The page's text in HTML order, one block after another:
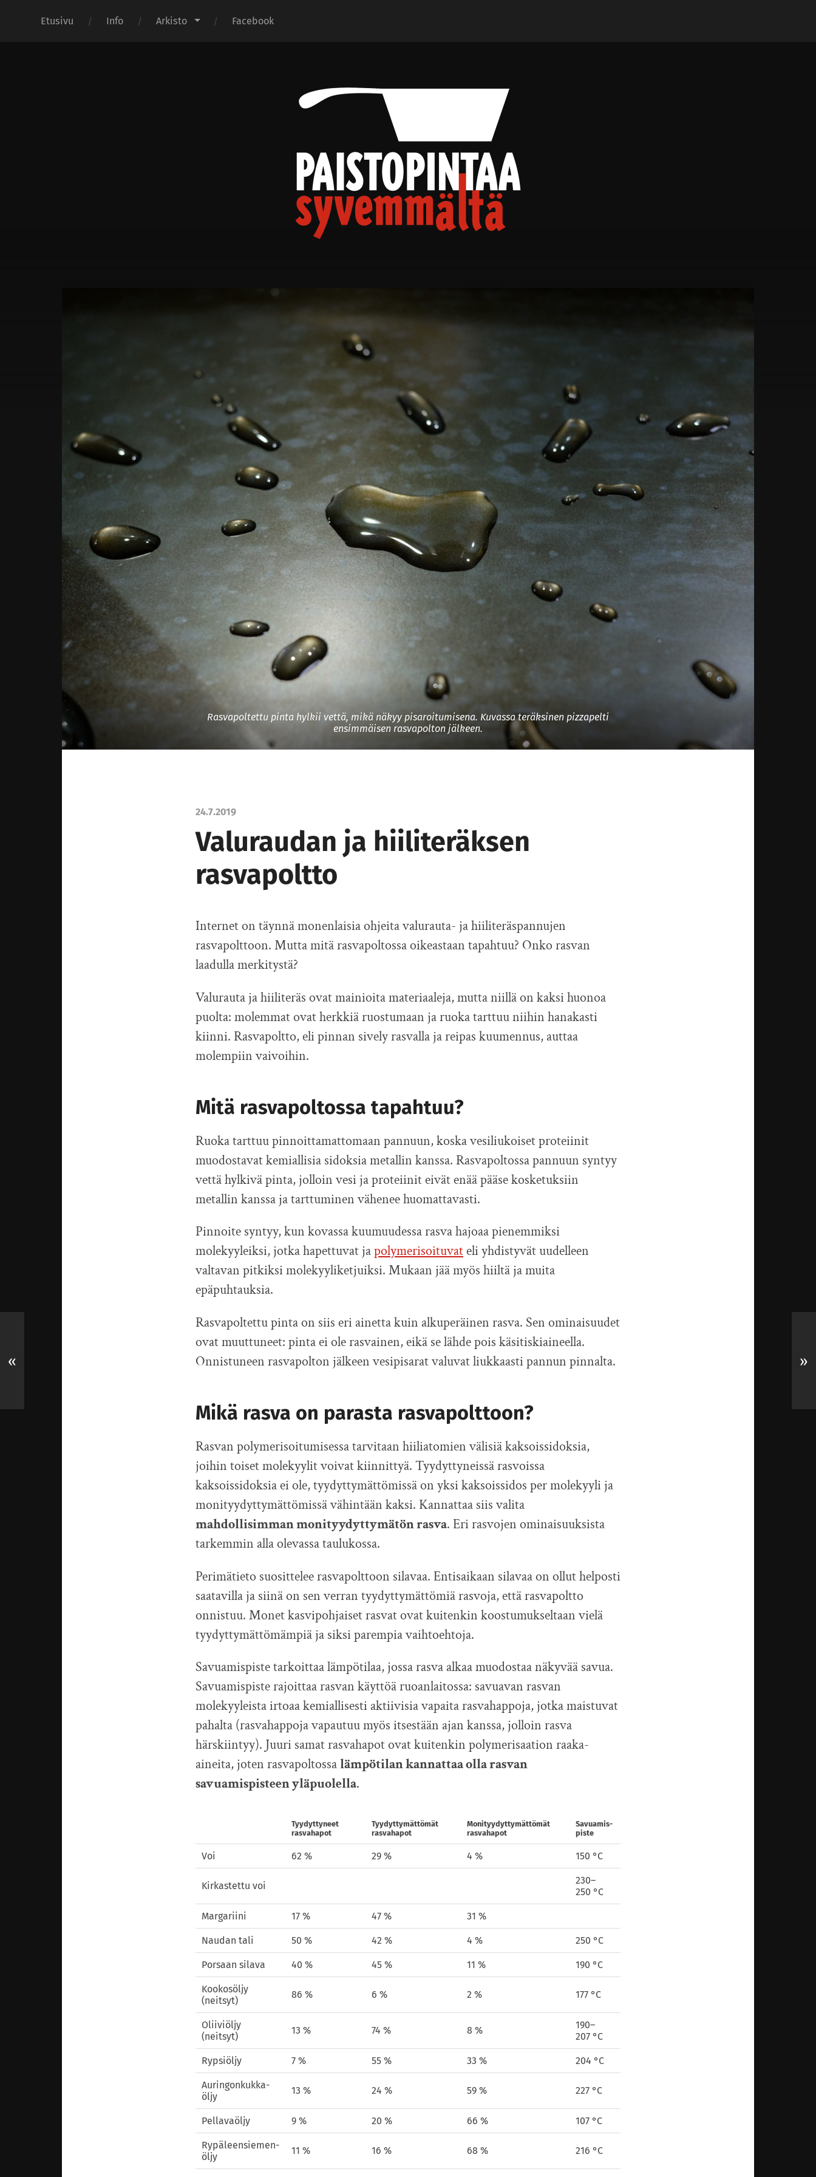
Etusivu Info Arkisto Facebook
Rasvapoltettu pinta hylkii vettä, mikä näkyy pisaroitumisena. Kuvassa teräksinen pizzapelti
ensimmäisen rasvapolton jälkeen.
24.7.2019
Valuraudan ja hiiliteräksen
rasvapoltto
Internet on täynnä monenlaisia ohjeita valurauta- ja hiiliteräspannujen
rasvapolttoon. Mutta mitä rasvapoltossa oikeastaan tapahtuu? Onko rasvan
laadulla merkitystä?
Valurauta ja hiiliteräs ovat mainioita materiaaleja, mutta niillä on kaksi huonoa
puolta: molemmat ovat herkkiä ruostumaan ja ruoka tarttuu niihin hanakasti
kiinni. Rasvapoltto, eli pinnan sively rasvalla ja reipas kuumennus, auttaa
molempiin vaivoihin.
Mitä rasvapoltossa tapahtuu?
Ruoka tarttuu pinnoittamattomaan pannuun, koska vesiliukoiset proteiinit
muodostavat kemiallisia sidoksia metallin kanssa. Rasvapoltossa pannuun syntyy
vettä hylkivä pinta, jolloin vesi ja proteiinit eivät enää pääse kosketuksiin
metallin kanssa ja tarttuminen vähenee huomattavasti.
Pinnoite syntyy, kun kovassa kuumuudessa rasva hajoaa pienemmiksi
molekyyleiksi, jotka hapettuvat japolymerisoituvateli yhdistyvät uudelleen
valtavan pitkiksi molekyyliketjuiksi. Mukaan jää myös hiiltä ja muita
epäpuhtauksia.
Rasvapoltettu pinta on siis eri ainetta kuin alkuperäinen rasva. Sen ominaisuudet
ovat muuttuneet: pinta ei ole rasvainen, eikä se lähde pois käsitiskiaineella.
Onnistuneen rasvapolton jälkeen vesipisarat valuvat liukkaasti pannun pinnalta.
Mikä rasva on parasta rasvapolttoon?
Rasvan polymerisoitumisessa tarvitaan hiiliatomien välisiä kaksoissidoksia,
joihin toiset molekyylit voivat kiinnittyä. Tyydyttyneissä rasvoissa
kaksoissidoksia ei ole, tyydyttymättömissä on yksi kaksoissidos per molekyyli ja
monityydyttymättömissä vähintään kaksi. Kannattaa siis valita
mahdollisimman monityydyttymätön rasva. Eri rasvojen ominaisuuksista
tarkemmin alla olevassa taulukossa.
Perimätieto suosittelee rasvapolttoon silavaa. Entisaikaan silavaa on ollut helposti
saatavilla ja siinä on sen verran tyydyttymättömiä rasvoja, että rasvapoltto
onnistuu. Monet kasvipohjaiset rasvat ovat kuitenkin koostumukseltaan vielä
tyydyttymättömämpiä ja siksi parempia vaihtoehtoja.
Savuamispiste tarkoittaa lämpötilaa, jossa rasva alkaa muodostaa näkyvää savua.
Savuamispiste rajoittaa rasvan käyttöä ruoanlaitossa: savuavan rasvan
molekyyleista irtoaa kemiallisesti aktiivisia vapaita rasvahappoja, jotka maistuvat
pahalta (rasvahappoja vapautuu myös itsestään ajan kanssa, jolloin rasva
härskiintyy). Juuri samat rasvahapot ovat kuitenkin polymerisaation raaka-
aineita, joten rasvapoltossalämpötilan kannattaa olla rasvan
savuamispisteen yläpuolella.
Tyydytty­neet
rasva­hapot
Tyydytty­mättömät
rasva­hapot
Moni­tyydytty­mättömät
rasva­hapot
Savuamis­
piste
Voi 62 % 29 % 4 % 150 °C
Kirkastettu voi
230–
250 °C
Margariini 17 % 47 % 31 %
Naudan tali 50 % 42 % 4 % 250 °C
Porsaan silava 40 % 45 % 11 % 190 °C
Kookosöljy
(neitsyt)
86 % 6 % 2 % 177 °C
Oliiviöljy
(neitsyt)
13 % 74 % 8 %
190–
207 °C
Rypsiöljy 7 % 55 % 33 % 204 °C
Auringonkukka­
öljy
13 % 24 % 59 % 227 °C
Pellavaöljy 9 % 20 % 66 % 107 °C
Rypäleensiemen­
öljy
11 % 16 % 68 % 216 °C
« »